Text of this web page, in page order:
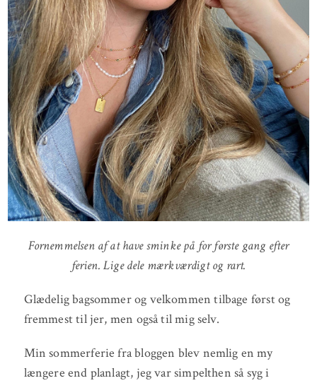
Fornemmelsen af at have sminke på for første gang efter
ferien. Lige dele mærkværdigt og rart.
Glædelig bagsommer og velkommen tilbage først og
fremmest til jer, men også til mig selv.
Min sommerferie fra bloggen blev nemlig en my
længere end planlagt, jeg var simpelthen så syg i